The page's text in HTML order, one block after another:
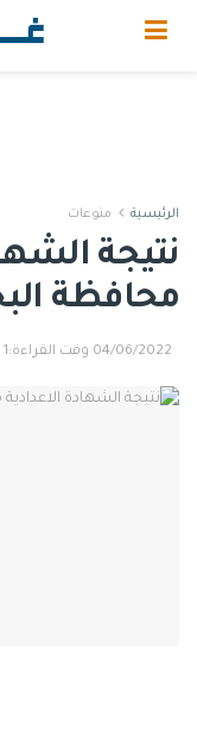
الرئيسية منوعات
نتيجة
محافظة البحيرة 2022
04/06/2022 وقت القراءة:1 دقيقة للقراءة